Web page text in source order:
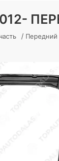
2012-
/